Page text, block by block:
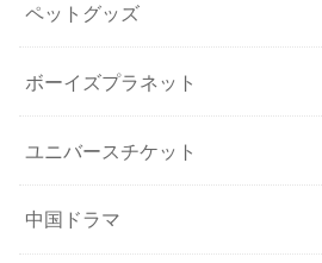
ペットグッズ
ボーイズプラネット
ユニバースチケット
中国ドラマ